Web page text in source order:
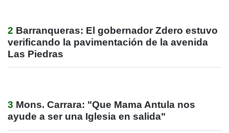
2 Barranqueras: El gobernador Zdero estuvo
verificando la pavimentación de la avenida
Las Piedras
3 Mons. Carrara: "Que Mama Antula nos
ayude a ser una Iglesia en salida"